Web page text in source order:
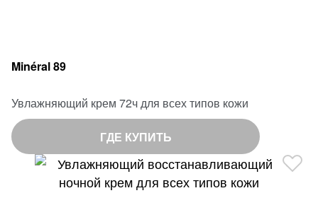
Minéral 89
Увлажняющий крем 72ч для всех типов кожи
ГДЕ КУПИТЬ